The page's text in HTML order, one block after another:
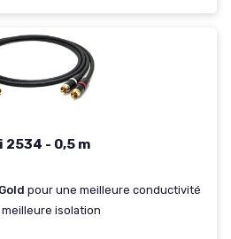
2534 - 0,5 m
pour une meilleure conductivité
isolation